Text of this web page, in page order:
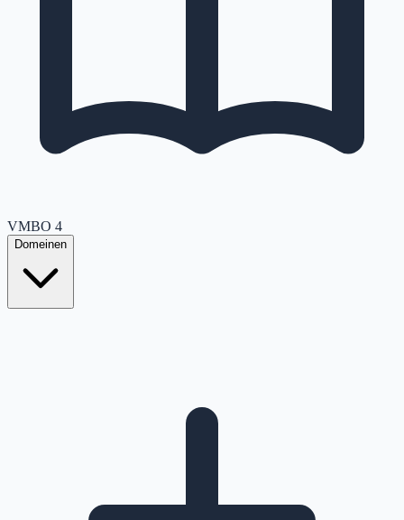
VMBO 4
Domeinen